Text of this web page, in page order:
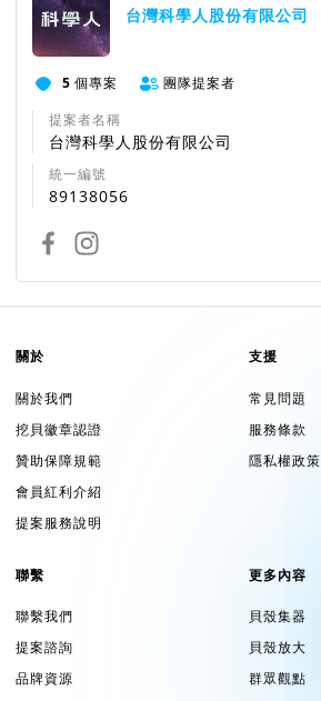
台灣科學人股份有限公司
5 個專案
團隊提案者
提案者名稱
台灣科學人股份有限公司
統一編號
89138056
關於
關於我們
挖貝徽章認證
贊助保障規範
會員紅利介紹
提案服務說明
支援
常見問題
服務條款
隱私權政策
聯繫
聯繫我們
提案諮詢
品牌資源
更多內容
貝殼集器
貝殼放大
群眾觀點